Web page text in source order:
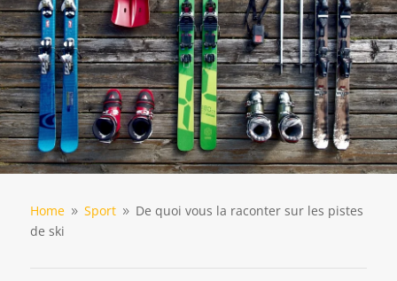
Home 9 Sport 9 De quoi vous la raconter sur les pistes
de ski